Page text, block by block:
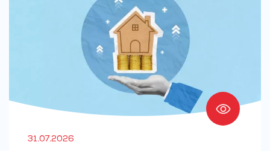
31.07.2026